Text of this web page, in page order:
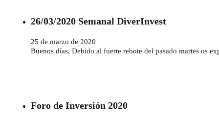
26/03/2020 Semanal DiverInvest
25 de marzo de 2020
Buenos días, Debido al fuerte rebote del pasado martes os
Foro de Inversión 2020